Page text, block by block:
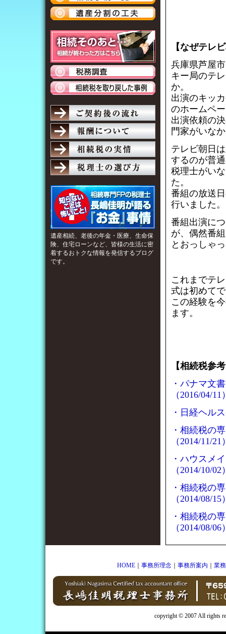
【なぜテレ
兵庫県芦屋
キー局のテ
か。
出演のキッ
のホームペ
出演依頼の
門家がいな
テレビ朝日
するのが普
税理士がい
た。
番組の放送
行いました。
番組出演に
が、偶然番
とおっしゃ
これまでテ
式は初めて
この経験を
ます。
【相続税参
・パナマ文
（2016/04/11
・日経ヘル
・相続税の
（2014/11/21
・ハウスメ
（2014/10/02
・相続税の
（2014/08/15
・相続税の
（2014/08/06
遺産相続、老後の年金・医療、生命保
険、住宅ローンなど、皆様の生活に密
着するおトクな情報を発信するブログ
です。
HOME 事務所理念 事務所案内 業
copyright © 2007 All rights